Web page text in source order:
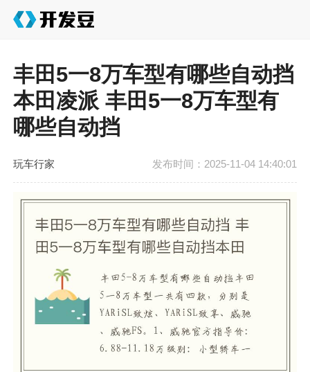
丰田5一8万车型有哪些自动挡
本田凌派 丰田5一8万车型有
哪些自动挡
玩车行家 发布时间：2025-11-04 14:40:01